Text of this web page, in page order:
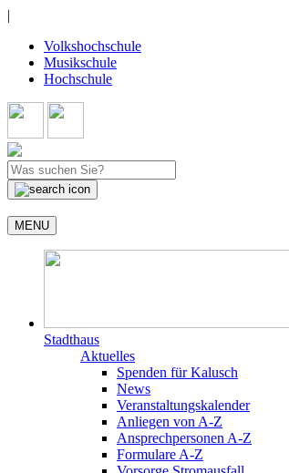
|
Volkshochschule
Musikschule
Hochschule
MENU
Stadthaus
Aktuelles
Spenden für Kalusch
News
Veranstaltungskalender
Anliegen von A-Z
Ansprechpersonen A-Z
Formulare A-Z